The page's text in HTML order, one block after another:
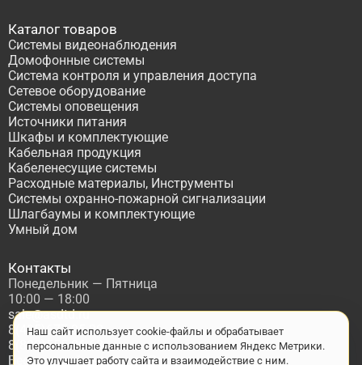
Каталог товаров
Системы видеонаблюдения
Домофонные системы
Система контроля и управления доступа
Сетевое оборудование
Системы оповещения
Источники питания
Шкафы и комплектующие
Кабельная продукция
Кабеленесущие системы
Расходные материалы, Инструменты
Системы охранно-пожарной сигнализации
Шлагбаумы и комплектующие
Умный дом
Контакты
Понедельник — Пятница
10:00 — 18:00
sale@asdtd.ru
8(495)677-95-20
8(800)555-06-68
Бесплатный звонок по России
Наш сайт использует cookie-файлы и обрабатывает
персональные данные с использованием Яндекс Метрики.
Это улучшает работу сайта и взаимодействие с ним.